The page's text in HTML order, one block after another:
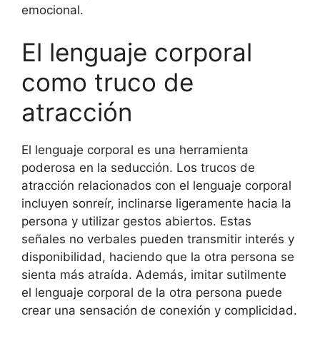
emocional.
El lenguaje corporal
como truco de
atracción
El lenguaje corporal es una herramienta
poderosa en la seducción. Los trucos de
atracción relacionados con el lenguaje corporal
incluyen sonreír, inclinarse ligeramente hacia la
persona y utilizar gestos abiertos. Estas
señales no verbales pueden transmitir interés y
disponibilidad, haciendo que la otra persona se
sienta más atraída. Además, imitar sutilmente
el lenguaje corporal de la otra persona puede
crear una sensación de conexión y complicidad.